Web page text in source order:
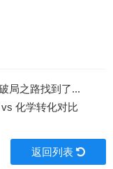
局之路找到了...
化学转化对比
返回列表